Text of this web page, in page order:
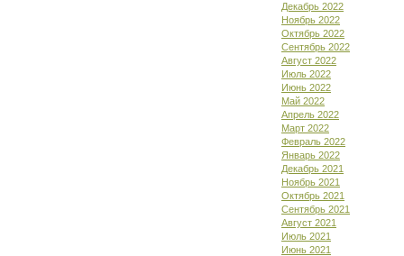
Декабрь 2022
Ноябрь 2022
Октябрь 2022
Сентябрь 2022
Август 2022
Июль 2022
Июнь 2022
Май 2022
Апрель 2022
Март 2022
Февраль 2022
Январь 2022
Декабрь 2021
Ноябрь 2021
Октябрь 2021
Сентябрь 2021
Август 2021
Июль 2021
Июнь 2021